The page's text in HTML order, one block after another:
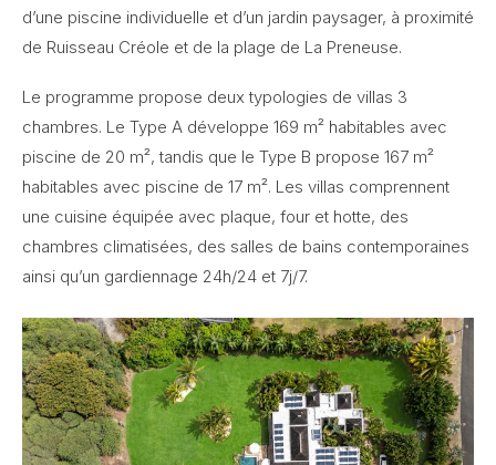
d’une piscine individuelle et d’un jardin paysager, à proximité
de Ruisseau Créole et de la plage de La Preneuse.
Le programme propose deux typologies de villas 3
chambres. Le Type A développe 169 m² habitables avec
piscine de 20 m², tandis que le Type B propose 167 m²
habitables avec piscine de 17 m². Les villas comprennent
une cuisine équipée avec plaque, four et hotte, des
chambres climatisées, des salles de bains contemporaines
ainsi qu’un gardiennage 24h/24 et 7j/7.